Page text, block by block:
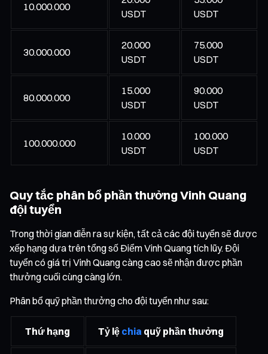
10.000.000
USDT
USDT
30.000.000
20.000
USDT
75.000
USDT
80.000.000
15.000
USDT
90.000
USDT
100.000.000
10.000
USDT
100.000
USDT
Quy tắc phân bổ phần thưởng Vinh Quang
đội tuyển
Trong thời gian diễn ra sự kiện, tất cả các đội tuyển sẽ được
xếp hạng dựa trên tổng số Điểm Vinh Quang tích lũy. Đội
tuyển có giá trị Vinh Quang càng cao sẽ nhận được phần
thưởng cuối cùng càng lớn.
Phân bổ quỹ phần thưởng cho đội tuyển như sau:
Thứ hạng Tỷ lệ chia quỹ phần thưởng